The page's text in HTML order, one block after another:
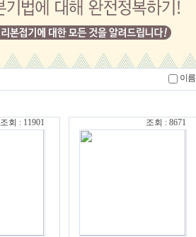
이름
조회 : 11901 조회 : 8671